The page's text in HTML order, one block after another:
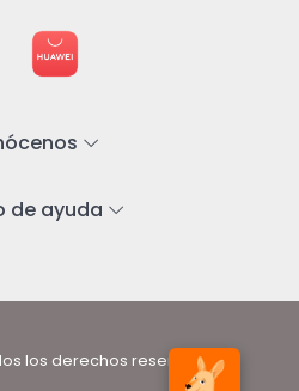
de ayuda
los derechos reservados.